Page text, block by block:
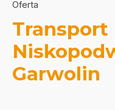
Oferta
Transport
Garwolin